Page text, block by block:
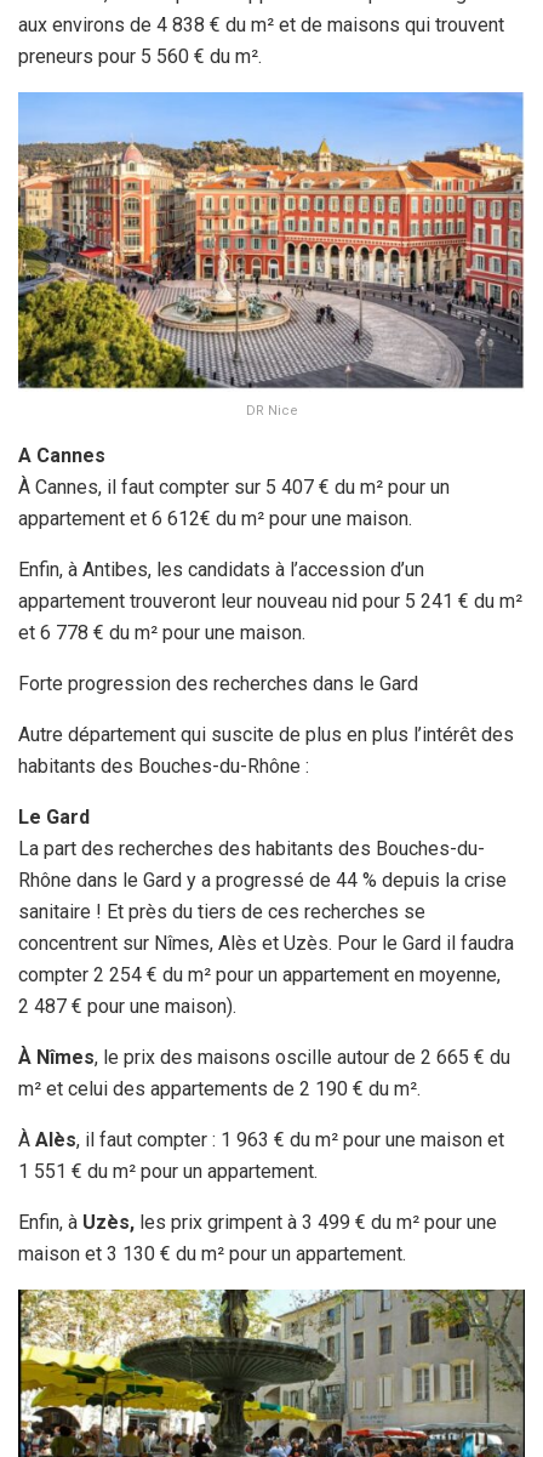
aux environs de 4 838 € du m² et de maisons qui trouvent
preneurs pour 5 560 € du m².
DR Nice
A Cannes
À Cannes, il faut compter sur 5 407 € du m² pour un
appartement et 6 612€ du m² pour une maison.
Enfin, à Antibes, les candidats à l’accession d’un
appartement trouveront leur nouveau nid pour 5 241 € du m²
et 6 778 € du m² pour une maison.
Forte progression des recherches dans le Gard
Autre département qui suscite de plus en plus l’intérêt des
habitants des Bouches-du-Rhône :
Le Gard
La part des recherches des habitants des Bouches-du-
Rhône dans le Gard y a progressé de 44 % depuis la crise
sanitaire ! Et près du tiers de ces recherches se
concentrent sur Nîmes, Alès et Uzès. Pour le Gard il faudra
compter 2 254 € du m² pour un appartement en moyenne,
2 487 € pour une maison).
À Nîmes, le prix des maisons oscille autour de 2 665 € du
m² et celui des appartements de 2 190 € du m².
À Alès, il faut compter : 1 963 € du m² pour une maison et
1 551 € du m² pour un appartement.
Enfin, à Uzès, les prix grimpent à 3 499 € du m² pour une
maison et 3 130 € du m² pour un appartement.